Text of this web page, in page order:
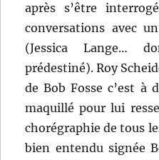
après s’être
conversations avec
(Jessica Lange…
prédestiné). Roy
de Bob Fosse c’est à
maquillé pour lui
chorégraphie de tous
bien entendu signée